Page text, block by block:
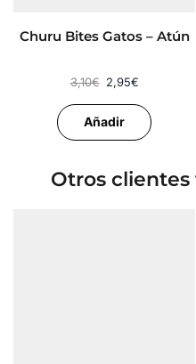
Churu Bites Gatos – Atún
3,10€ 2,95€
Añadir
Otros